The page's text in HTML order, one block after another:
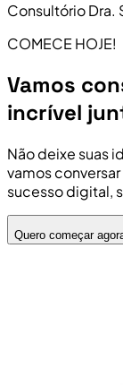
Consultório Dra.
COMECE HOJE!
Vamos
incrível
Não deixe suas
vamos
sucesso digital,
Quero começar